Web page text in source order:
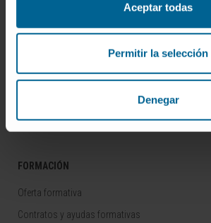
Aceptar todas
Permitir la selección
Denegar
Desarrollo de fármacos / Pipelines
Emprendimiento / Spin off
Área del Inversor
FORMACIÓN
Oferta formativa
Contratos y ayudas formativas